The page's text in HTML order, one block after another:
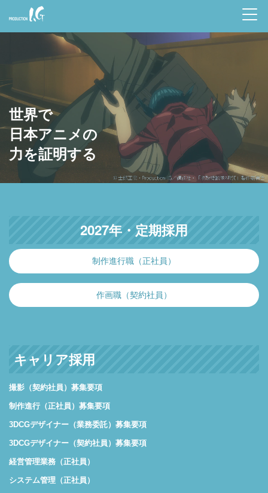
Prod
世界で
日本アニメの
力を証明する
2027年・定期採用
制作進行職（正社員）
作画職（契約社員）
キャリア採用
撮影（契約社員）募集要項
制作進行（正社員）募集要項
3DCGデザイナー（業務委託）募集要項
3DCGデザイナー（契約社員）募集要項
経営管理業務（正社員）
システム管理（正社員）